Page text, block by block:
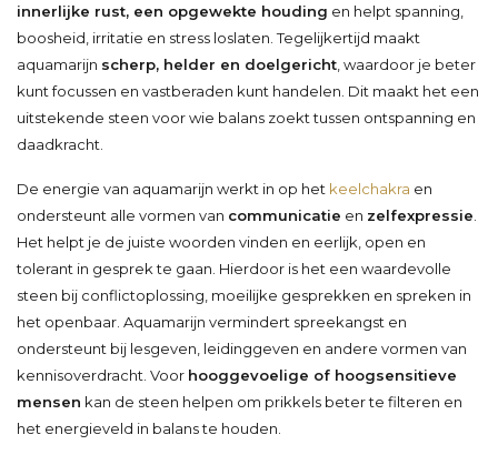
innerlijke rust, een opgewekte houding en helpt spanning,
boosheid, irritatie en stress loslaten. Tegelijkertijd maakt
aquamarijn scherp, helder en doelgericht , waardoor je beter
kunt focussen en vastberaden kunt handelen. Dit maakt het een
uitstekende steen voor wie balans zoekt tussen ontspanning en
daadkracht.
De energie van aquamarijn werkt in op het keelchakra en
ondersteunt alle vormen van communicatie en zelfexpressie
Het helpt je de juiste woorden vinden en eerlijk, open en
tolerant in gesprek te gaan. Hierdoor is het een waardevolle
steen bij conflictoplossing, moeilijke gesprekken en spreken in
het openbaar. Aquamarijn vermindert spreekangst en
ondersteunt bij lesgeven, leidinggeven en andere vormen van
kennisoverdracht. Voor hooggevoelige of hoogsensitieve
mensen kan de steen helpen om prikkels beter te filteren en
het energieveld in balans te houden.